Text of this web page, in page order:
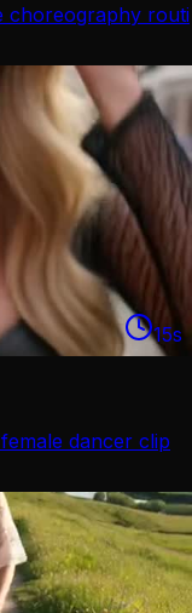
choreography routi
15s
dancer clip